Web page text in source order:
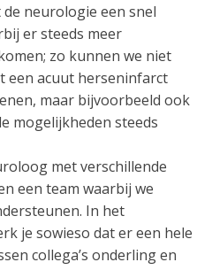
neurologie een snel
er steeds meer
zo kunnen we niet
een acuut herseninfarct
maar bijvoorbeeld ook
mogelijkheden steeds
met verschillende
een team waarbij we
In het
je sowieso dat er een hele
collega’s onderling en